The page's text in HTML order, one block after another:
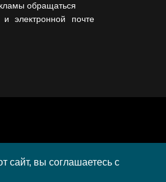
обращаться
электронной почте
сайт, вы соглашаетесь с